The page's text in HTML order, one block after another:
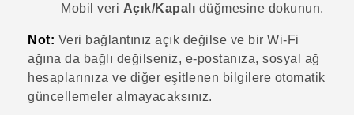
Mobil veri Açık/Kapalı düğmesine dokunun.
Not: Veri bağlantınız açık değilse ve bir Wi‍-Fi
ağına da bağlı değilseniz, e-postanıza, sosyal ağ
hesaplarınıza ve diğer eşitlenen bilgilere otomatik
güncellemeler almayacaksınız.